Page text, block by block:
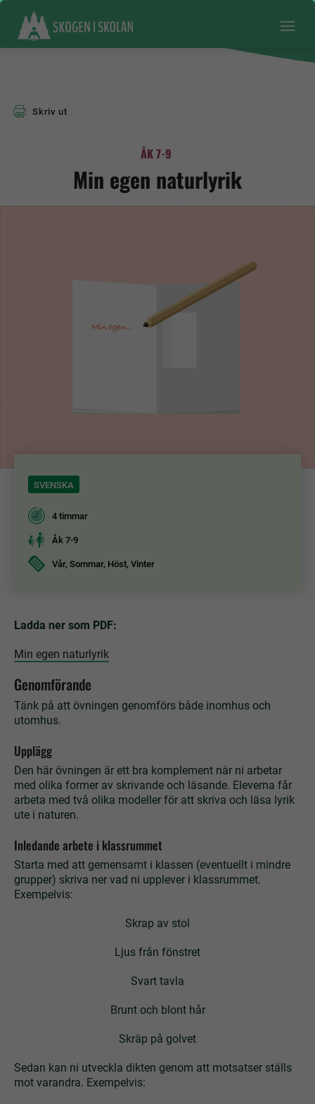
Skriv ut
ÅK 7-9
Min egen naturlyrik
SVENSKA
4 timmar
Åk 7-9
Vår, Sommar, Höst, Vinter
Ladda ner som PDF:
Min egen naturlyrik
Genomförande
Tänk på att övningen genomförs både inomhus och
utomhus.
Upplägg
Den här övningen är ett bra komplement när ni arbetar
med olika former av skrivande och läsande. Eleverna får
arbeta med två olika modeller för att skriva och läsa lyrik
ute i naturen.
Inledande arbete i klassrummet
Starta med att gemensamt i klassen (eventuellt i mindre
grupper) skriva ner vad ni upplever i klassrummet.
Exempelvis:
Skrap av stol
Ljus från fönstret
Svart tavla
Brunt och blont hår
Skräp på golvet
Sedan kan ni utveckla dikten genom att motsatser ställs
mot varandra. Exempelvis: